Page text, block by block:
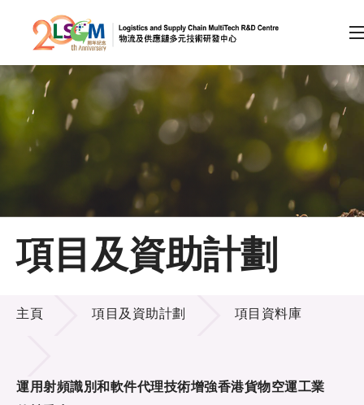
跳到內容（按回車鍵）
會員登入
A A EN 繁 简
主頁
關於LSCM
技術商品化
合作計劃
項目及資助計劃
項目及資助計劃
主頁 項目及資助計劃 項目資料庫
運用射頻識別和軟件代理技術增強香港貨物空運工業